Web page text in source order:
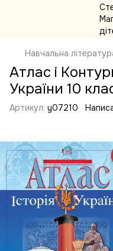
Навчальна
Атлас і
України 10
Артикул: y07210